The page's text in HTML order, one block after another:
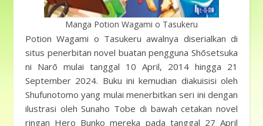
Manga Potion Wagami o Tasukeru
Potion Wagami o Tasukeru awalnya diserialkan di
situs penerbitan novel buatan pengguna Shōsetsuka
ni Narō mulai tanggal 10 April, 2014 hingga 21
September 2024. Buku ini kemudian diakuisisi oleh
Shufunotomo yang mulai menerbitkan seri ini dengan
ilustrasi oleh Sunaho Tobe di bawah cetakan novel
ringan Hero Bunko mereka pada tanggal 27 April